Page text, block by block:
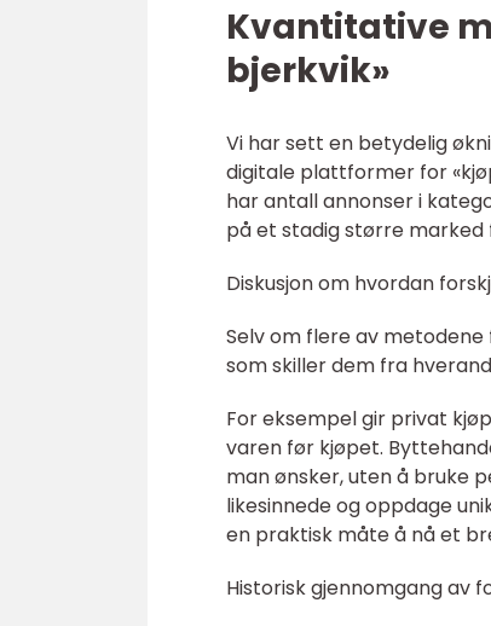
Kvantitative
bjerkvik»
Vi har sett en betydelig
digitale plattformer for
har antall annonser i
på et stadig større marked
Diskusjon om hvordan
Selv om flere av metodene
som skiller dem fra
For eksempel gir privat
varen før kjøpet.
man ønsker, uten å bruke
likesinnede og oppdage
en praktisk måte å nå et
Historisk gjennomgang av